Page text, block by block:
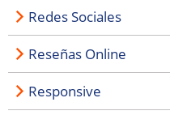
Redes Sociales
Reseñas Online
Responsive